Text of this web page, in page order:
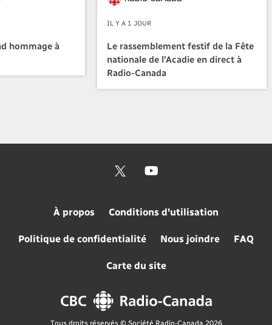
hommage à
IL Y A 1 JOUR
Le rassemblement festif de la Fête
nationale de l’Acadie en direct à
Radio-Canada
À propos Conditions d'utilisation
Politique de confidentialité Nous joindre FAQ
Carte du site
Tous droits réservés © Société Radio-Canada 2026